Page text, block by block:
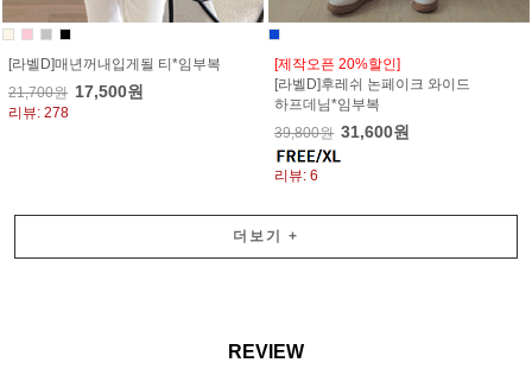
[라벨D]매년꺼내입게될 티*임부복
21,700원 17,500원
리뷰: 278
[제작오픈 20%할인]
[라벨D]후레쉬 논페이크 와이드
하프데님*임부복
39,800원 31,600원
리뷰: 6
더보기 +
REVIEW